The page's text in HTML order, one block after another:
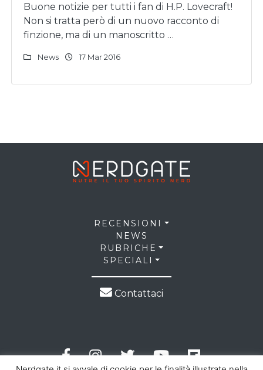
Buone notizie per tutti i fan di H.P. Lovecraft!
Non si tratta però di un nuovo racconto di
finzione, ma di un manoscritto …
News 17 Mar 2016
RECENSIONI
NEWS
RUBRICHE
SPECIALI
Contattaci